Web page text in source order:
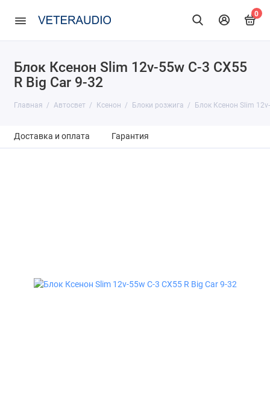
0
Блок Ксенон Slim 12v-55w C-3 CX55
R Big Car 9-32
Главная Автосвет Ксенон Блоки розжига Блок Ксенон Slim
Доставка и оплата Гарантия